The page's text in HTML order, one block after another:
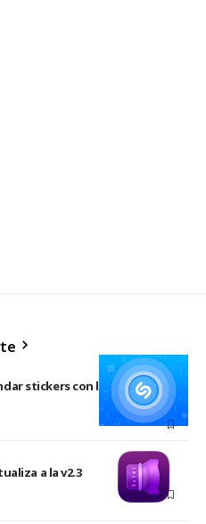
stickers con la nueva
a la v2.3